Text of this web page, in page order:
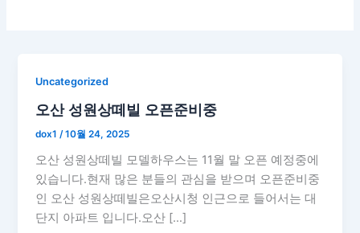
Uncategorized
오산 성원상떼빌 오픈준비중
dox1 /10월 24, 2025
오산 성원상떼빌 모델하우스는 11월 말 오픈 예정중에
있습니다.현재 많은 분들의 관심을 받으며 오픈준비중
인 오산 성원상떼빌은오산시청 인근으로 들어서는 대
단지 아파트 입니다.오산 […]